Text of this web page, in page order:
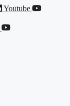
Youtube